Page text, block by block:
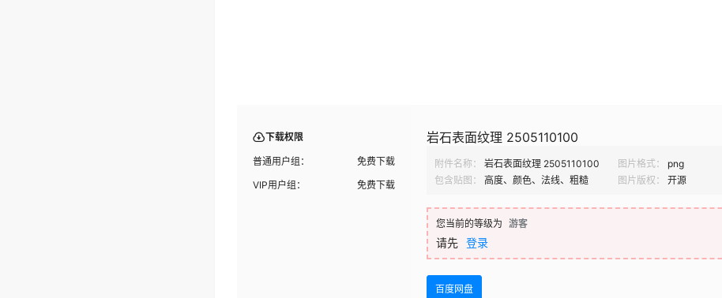
下载权限
普通用户组：
免费下载
VIP用户组：
免费下载
岩石表面纹理 2505110100
附件名称： 岩石表面纹理 2505110100 图片格式：
png
包含贴图：
高度、颜色、法线、粗糙 图片版权： 开源
您当前的等级为 游客
请先 登录
百度网盘